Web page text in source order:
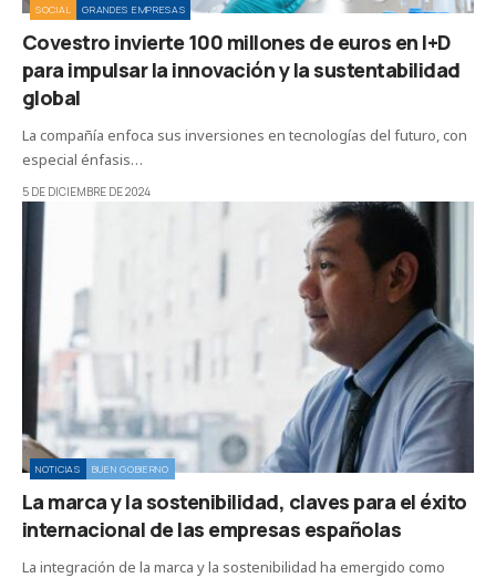
SOCIAL GRANDES EMPRESAS
Covestro invierte 100 millones de euros en I+D
para impulsar la innovación y la sustentabilidad
global
La compañía enfoca sus inversiones en tecnologías del futuro, con
especial énfasis…
5 DE DICIEMBRE DE 2024
NOTICIAS BUEN GOBIERNO
La marca y la sostenibilidad, claves para el éxito
internacional de las empresas españolas
La integración de la marca y la sostenibilidad ha emergido como